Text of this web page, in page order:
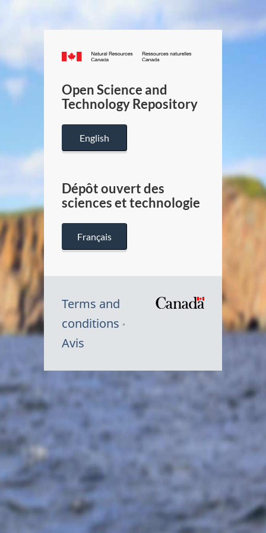
Canada.ca
/
Canada
Open Science and
Technology Repository
English
Dépôt ouvert des
sciences et technologie
Français
Terms and
conditions
Avis
Symbole
Canada